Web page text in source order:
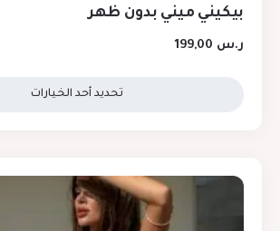
بيكيني ميني بدون ظهر
ر.س
تحديد أحد الخيارات